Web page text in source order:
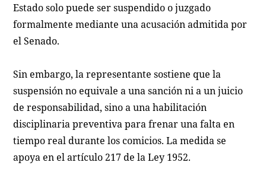
Estado solo puede ser suspendido o juzgado
formalmente mediante una acusación admitida por
el Senado.
Sin embargo, la representante sostiene que la
suspensión no equivale a una sanción ni a un juicio
de responsabilidad, sino a una habilitación
disciplinaria preventiva para frenar una falta en
tiempo real durante los comicios. La medida se
apoya en el artículo 217 de la Ley 1952.